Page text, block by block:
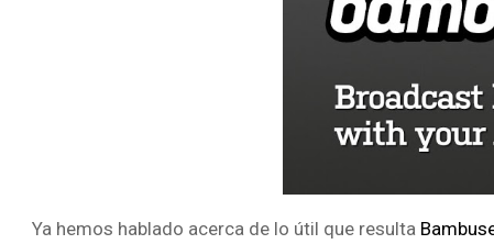
Ya hemos hablado acerca de lo útil que resulta